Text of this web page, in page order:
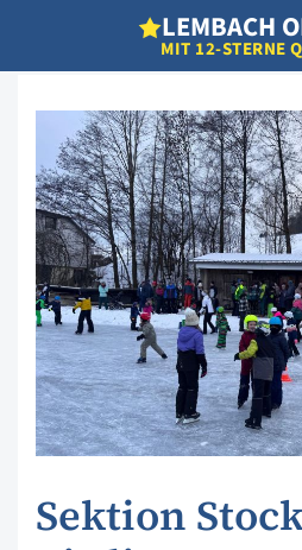
LEMBACH O
MIT 12-STERNE
Sektion